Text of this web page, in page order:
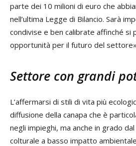
parte dei 10 milioni di euro che
nell’ultima Legge di Bilancio. Sarà
condivise e ben calibrate affinché si
opportunità per il futuro del
Settore con grandi
L’affermarsi di stili di vita più
diffusione della canapa che è
negli impieghi, ma anche in grado
colturale a basso impatto